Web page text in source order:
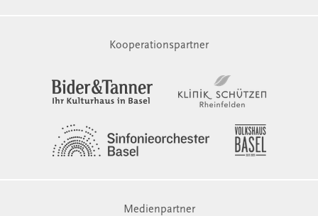
Kooperationspartner
Medienpartner